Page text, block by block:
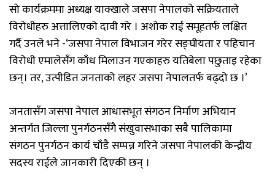
सोकार्यक्रममाअध्यक्षयाक्खालेजसपानेपालकोसक्रियताले
विरोधीहरुअत्तालिएकोदावीगरे । अशोकराईसमूहतर्फलक्षित
गर्दैउनलेभने-‘जसपानेपालविभाजनगरेरसङ्घीयतारपहिचान
विरोधीएमालेसँगकाँधमिलाउनगएकाहरुयतिबेलापछुताइ रहेका
छन्। तर,उत्पीडितजनताकोलहरजसपानेपालतर्फबढ्दोछ ।’
जनतासँगजसपानेपालआधासभूतसंगठननिर्माणअभियान
अन्तर्गतजिल्लापुनर्गठनसँगैसंखुवासभाकासबैपालिकामा
संगठनपुनर्गठनकार्यचाँडैसम्पन्नगरिनेजसपानेपालकीकेन्द्रीय
सदस्यराईलेजानकारीदिएकीछन् ।